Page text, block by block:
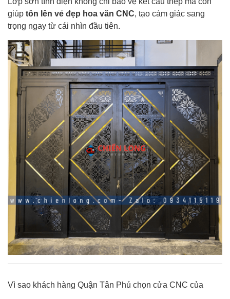
giúp tôn lên vẻ đẹp hoa văn CNC, tạo cảm giác sang
trọng ngay từ cái nhìn đầu tiên.
Vì sao khách hàng Quận Tân Phú chọn cửa CNC của